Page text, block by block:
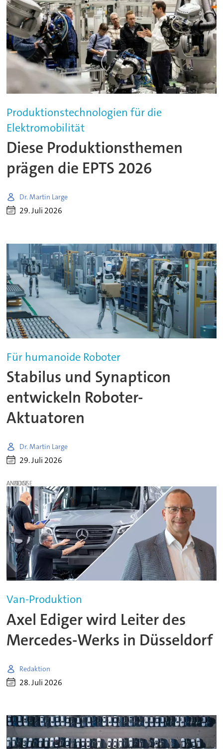
Produktionstechnologien für die
Elektromobilität
Diese Produktionsthemen
prägen die EPTS 2026
Dr. Martin Large
29. Juli 2026
Für humanoide Roboter
Stabilus und Synapticon
entwickeln Roboter-
Aktuatoren
Dr. Martin Large
29. Juli 2026
ANZEIGE
Van-Produktion
Axel Ediger wird Leiter des
Mercedes-Werks in Düsseldorf
Redaktion
28. Juli 2026